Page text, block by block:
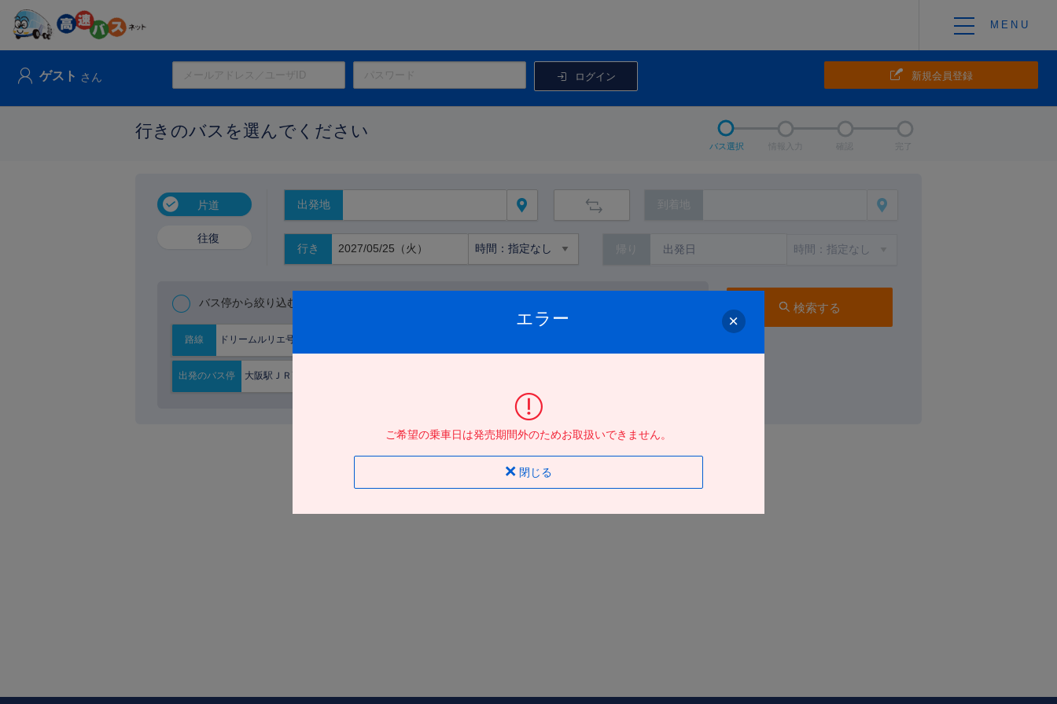
ゲスト さん ログイン 新規会員登録
行きのバスを選んでください
バス選択 確認 完了
片道
往復
出発地 到着地
行き
バス停から絞り込む
路線 ドリームルリエ号
出発のバス停 大阪駅ＪＲ高速ＢＴ
検索する
エラー
ご希望の乗車日は発売期間外のためお取扱いできません。
閉じる